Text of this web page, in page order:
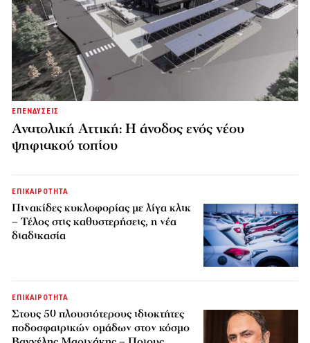
ΕΠΕΝΔΥΣΕΙΣ
Ανατολική Αττική: Η άνοδος ενός νέου
ψηφιακού τοπίου
ΕΠΙΚΑΙΡΟΤΗΤΑ
Πινακίδες κυκλοφορίας με λίγα κλικ
– Τέλος στις καθυστερήσεις, η νέα
διαδικασία
ΕΠΙΚΑΙΡΟΤΗΤΑ
Στους 50 πλουσιότερους ιδιοκτήτες
ποδοσφαιρικών ομάδων στον κόσμο